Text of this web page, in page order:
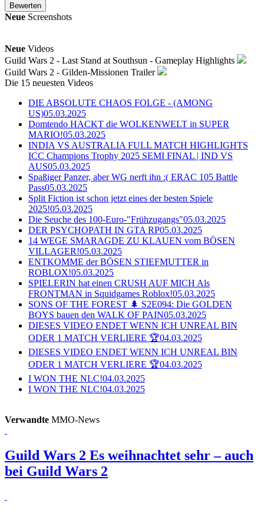
Neue Screenshots
Neue Videos
Guild Wars 2 - Last Stand at Southsun - Gameplay Highlights
Guild Wars 2 - Gilden-Missionen Trailer
Die 15 neuesten Videos
DIE ABSOLUTE CHAOS FOLGE - (AMONG
US)05.03.2025
Domtendo HACKT die WOLKENWELT in SUPER
MARIO!05.03.2025
INDIA VS AUSTRALIA FULL MATCH HIGHLIGHTS
ICC Champions Trophy 2025 SEMI FINAL | IND VS
AUS05.03.2025
Spaßiger Panzer, aber WG nerft ihn :( ERAC 105 Battle
Pass05.03.2025
Split Fiction ist schon jetzt eines der besten Spiele
2025!05.03.2025
Die Seuche des 100-Euro-"Frühzugangs"05.03.2025
DER PSYCHOPATH IN GTA RP05.03.2025
14 WEGE SMARAGDE ZU KLAUEN vom BÖSEN
VILLAGER!05.03.2025
ENTKOMME der BÖSEN STIEFMUTTER in
ROBLOX!05.03.2025
SPIELERIN hat einen CRUSH AUF MICH Als
FRONTMAN in Squidgames Roblox!05.03.2025
SONS OF THE FOREST 🌲 S2E094: Die GOLDEN
BOYS bauen den WALK OF PAIN05.03.2025
DIESES VIDEO ENDET WENN ICH UNREAL BIN
ODER 1 MATCH VERLIERE 🏆04.03.2025
DIESES VIDEO ENDET WENN ICH UNREAL BIN
ODER 1 MATCH VERLIERE 🏆04.03.2025
I WON THE NLC!04.03.2025
I WON THE NLC!04.03.2025
Verwandte MMO-News
Guild Wars 2 Es weihnachtet sehr – auch
bei Guild Wars 2